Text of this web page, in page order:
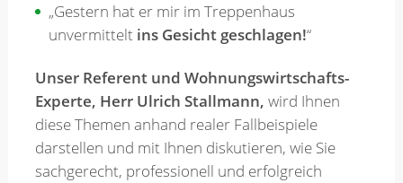
„Gestern hat er mir im Treppenhaus
unvermittelt ins Gesicht geschlagen!“
Unser Referent und Wohnungswirtschafts-
Experte, Herr Ulrich Stallmann, wird Ihnen
diese Themen anhand realer Fallbeispiele
darstellen und mit Ihnen diskutieren, wie Sie
sachgerecht, professionell und erfolgreich